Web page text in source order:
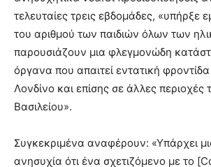
τελευταίες τρεις εβδομάδες, «υπήρξε
του αριθμού των παιδιών όλων των
παρουσιάζουν μια φλεγμονώδη
όργανα που απαιτεί εντατική
Λονδίνο και επίσης σε άλλες
Βασιλείου».
Συγκεκριμένα αναφέρουν: «Υπάρχει
ανησυχία ότι ένα σχετιζόμενο με το